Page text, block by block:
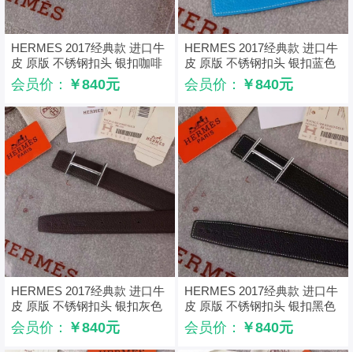
HERMES 2017经典款 进口牛
皮 原版 不锈钢扣头 银扣咖啡
色带身
会员价： ￥840元
HERMES 2017经典款 进口牛
皮 原版 不锈钢扣头 银扣蓝色
色带身
会员价： ￥840元
HERMES 2017经典款 进口牛
皮 原版 不锈钢扣头 银扣灰色
带身
会员价： ￥840元
HERMES 2017经典款 进口牛
皮 原版 不锈钢扣头 银扣黑色
带身
会员价： ￥840元